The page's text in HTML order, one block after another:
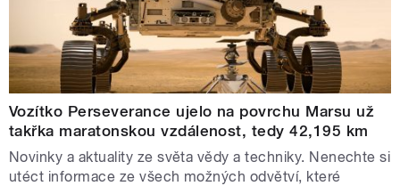
Vozítko Perseverance ujelo na povrchu Marsu už
takřka maratonskou vzdálenost, tedy 42,195 km
Novinky a aktuality ze světa vědy a techniky. Nenechte si
utéct informace ze všech možných odvětví, které